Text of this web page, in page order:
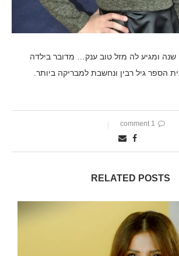
אליה עסיס חוגגת 11 שנה ומגיע לה מזל טוב ענק… מדובר בילדה
הספר גיל רבין ונחשבת למבריקה ביותר.
1 comment
RELATED POSTS